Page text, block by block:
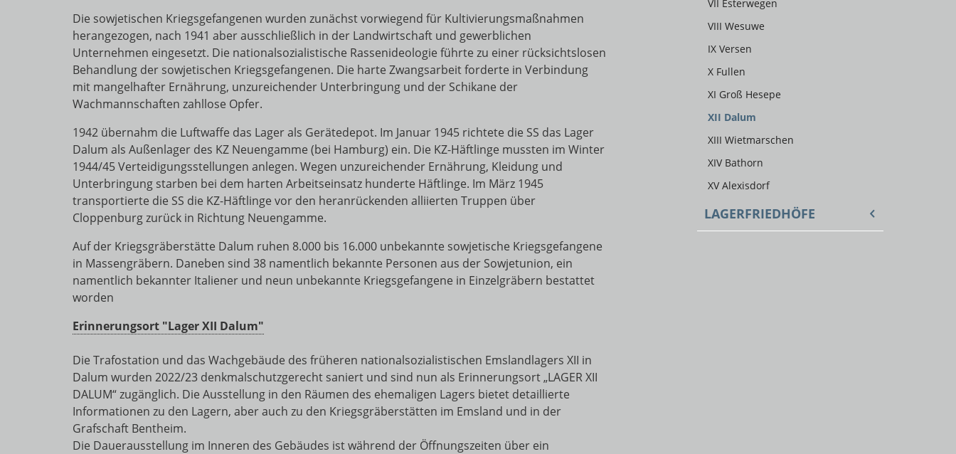
Die sowjetischen Kriegsgefangenen wurden zunächst vorwiegend für Kultivierungsmaßnahmen
herangezogen, nach 1941 aber ausschließlich in der Landwirtschaft und gewerblichen
Unternehmen eingesetzt. Die nationalsozialistische Rassenideologie führte zu einer rücksichtslosen
Behandlung der sowjetischen Kriegsgefangenen. Die harte Zwangsarbeit forderte in Verbindung
mit mangelhafter Ernährung, unzureichender Unterbringung und der Schikane der
Wachmannschaften zahllose Opfer.
1942 übernahm die Luftwaffe das Lager als Gerätedepot. Im Januar 1945 richtete die SS das Lager
Dalum als Außenlager des KZ Neuengamme (bei Hamburg) ein. Die KZ-Häftlinge mussten im Winter
1944/45 Verteidigungsstellungen anlegen. Wegen unzureichender Ernährung, Kleidung und
Unterbringung starben bei dem harten Arbeitseinsatz hunderte Häftlinge. Im März 1945
transportierte die SS die KZ-Häftlinge vor den heranrückenden alliierten Truppen über
Cloppenburg zurück in Richtung Neuengamme.
Auf der Kriegsgräberstätte Dalum ruhen 8.000 bis 16.000 unbekannte sowjetische Kriegsgefangene
in Massengräbern. Daneben sind 38 namentlich bekannte Personen aus der Sowjetunion, ein
namentlich bekannter Italiener und neun unbekannte Kriegsgefangene in Einzelgräbern bestattet
worden
Erinnerungsort "Lager XII Dalum"
Die Trafostation und das Wachgebäude des früheren nationalsozialistischen Emslandlagers XII in
Dalum wurden 2022/23 denkmalschutzgerecht saniert und sind nun als Erinnerungsort „LAGER XII
DALUM“ zugänglich. Die Ausstellung in den Räumen des ehemaligen Lagers bietet detaillierte
Informationen zu den Lagern, aber auch zu den Kriegsgräberstätten im Emsland und in der
Grafschaft Bentheim.
Die Dauerausstellung im Inneren des Gebäudes ist während der Öffnungszeiten über ein
VII Esterwegen
VIII Wesuwe
IX Versen
X Fullen
XI Groß Hesepe
XII Dalum
XIII Wietmarschen
XIV Bathorn
XV Alexisdorf
LAGERFRIEDHÖFE